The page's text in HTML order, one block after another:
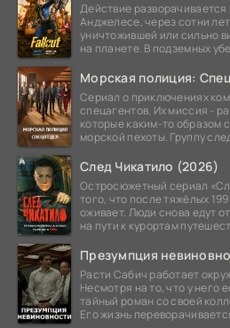
Действие
Анджелесе, через сотни
уничтожившей или сильно
на планете. В подземных
Морская полиция:
Сериал о приключениях
спецагентов. Их миссия -
которые каким-то образом
морской пехоты. Группу
След Чикатило (2026)
Остросюжетный сериал
того, что после тяжёлых
оживает. Люди снова едут
на пути к курортам
Презумпция
Расти Сабич работает
Несмотря на то, что у него
тайный роман со своей
Его жизнь